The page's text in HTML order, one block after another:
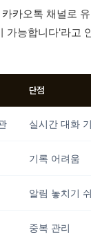
카오톡 채널로
가능합니다'라고
단점
실시간 대화
기록 어려움
알림 놓치기
중복 관리